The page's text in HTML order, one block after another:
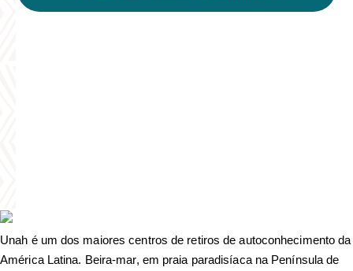
Unah é um dos maiores centros de retiros de autoconhecimento da
América Latina. Beira-mar, em praia paradisíaca na Península de